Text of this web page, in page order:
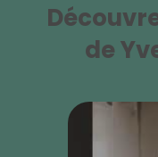
de